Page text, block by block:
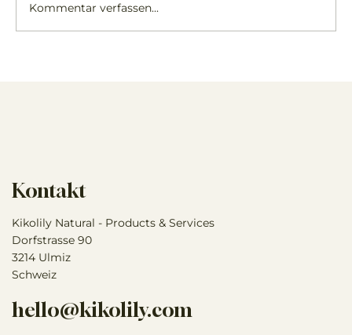
Kommentar verfassen...
Kontakt
Kikolily Natural - Products & Services
Dorfstrasse 90
3214 Ulmiz
Schweiz
hello@kikolily.com